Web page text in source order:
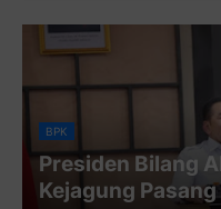
BPK
Presiden Bilang
Kejagung Pasang